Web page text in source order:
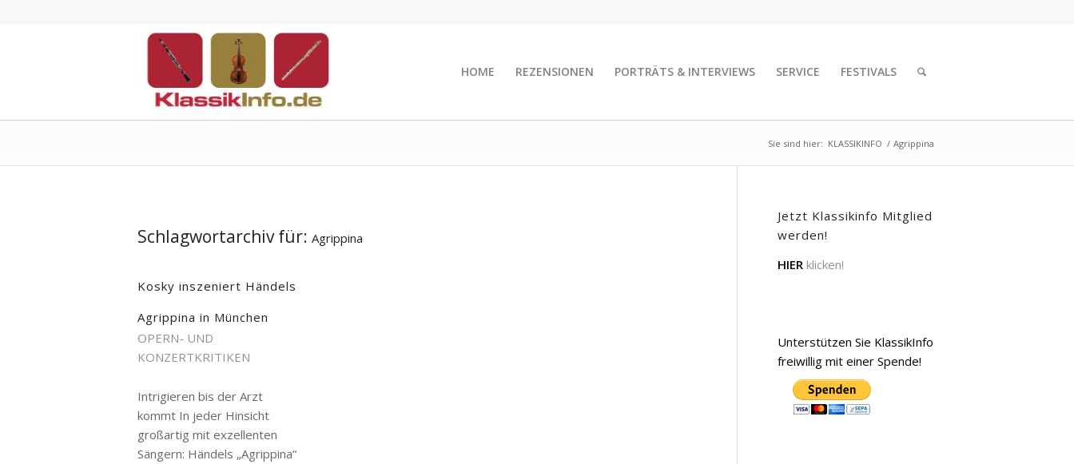
HOME REZENSIONEN PORTRÄTS & INTERVIEWS SERVICE FESTIVALS
Sie sind hier: KLASSIKINFO / Agrippina
Schlagwortarchiv für: Agrippina
Kosky inszeniert Händels
Agrippina in München
OPERN- UND
KONZERTKRITIKEN
Intrigieren bis der Arzt
kommt In jeder Hinsicht
großartig mit exzellenten
Sängern: Händels „Agrippina“
Jetzt Klassikinfo Mitglied
werden!
HIER klicken!
Unterstützen Sie KlassikInfo
freiwillig mit einer Spende!